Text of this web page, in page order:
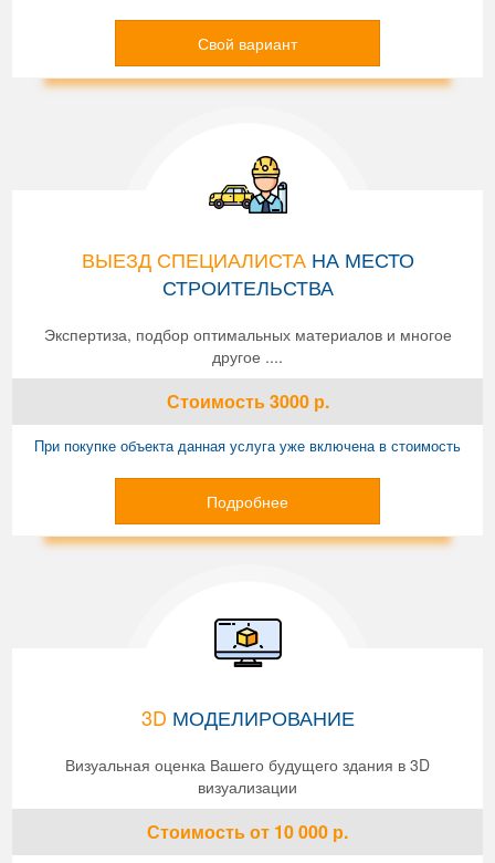
Свой вариант
ВЫЕЗД СПЕЦИАЛИСТАНА МЕСТО
СТРОИТЕЛЬСТВА
Экспертиза, подбор оптимальных материалов и многое
другое ....
Стоимость3000р.
При покупке объекта данная услуга уже включена в стоимость
Подробнее
3D МОДЕЛИРОВАНИЕ
Визуальная оценка Вашего будущего здания в 3D
визуализации
Стоимостьот 10 000 р.